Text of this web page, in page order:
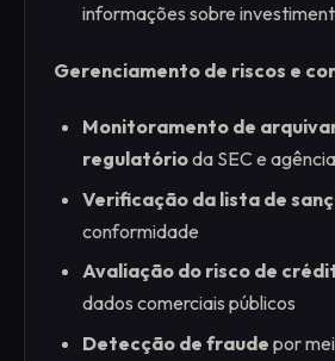
informações sobre
Gerenciamento de riscos e
Monitoramento de
regulatórioda SEC e
Verificação da lista de
conformidade
Avaliação do risco de
dados comerciais públicos
Detecção de fraude por